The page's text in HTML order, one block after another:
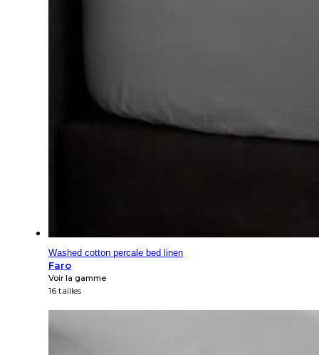
Washed cotton percale bed linen
Faro
Voir la gamme
16 tailles